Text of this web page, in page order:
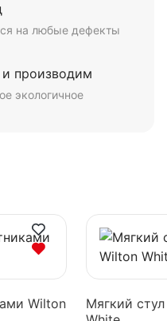
на любые дефекты
производим
экологичное
Wilton
Мягкий